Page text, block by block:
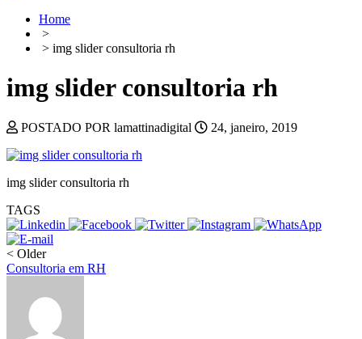
Home
>
> img slider consultoria rh
img slider consultoria rh
POSTADO POR lamattinadigital 24, janeiro, 2019
img slider consultoria rh
TAGS
< Older
Consultoria em RH